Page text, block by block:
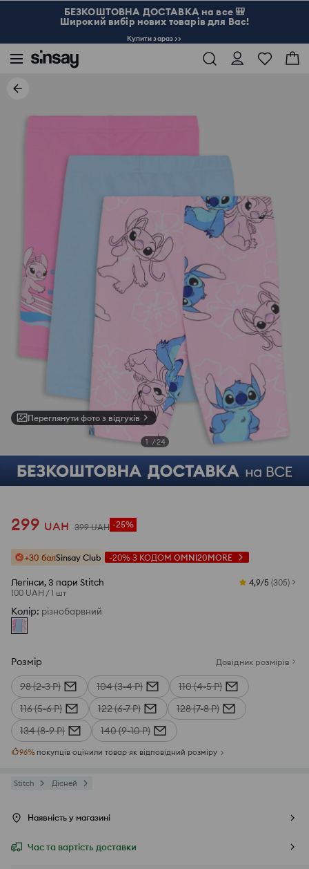
БЕЗКОШТОВНА ДОСТАВКА на все 🎒
Широкий вибір нових товарів для Вас!
Купити зараз >>
Переглянути фото з відгуків
1 /24
299 UAH 399 UAH -25%
+30 балSinsay Club -20% З КОДОМ OMNI20MORE
Легінси, 3 пари Stitch
100 UAH /1 шт
4,9/5 (305)
Колір: різнобарвний
Розмір Довідник розмірів
98 (2-3 Р) 104 (3-4 Р)
110 (4-5 Р)
116 (5-6 Р)
122 (6-7 Р)
128 (7-8 Р)
134 (8-9 Р)
140 (9-10 Р)
96% покупців оцінили товар як відповідний розміру
Stitch Дісней
Наявність у магазині
Час та вартість доставки